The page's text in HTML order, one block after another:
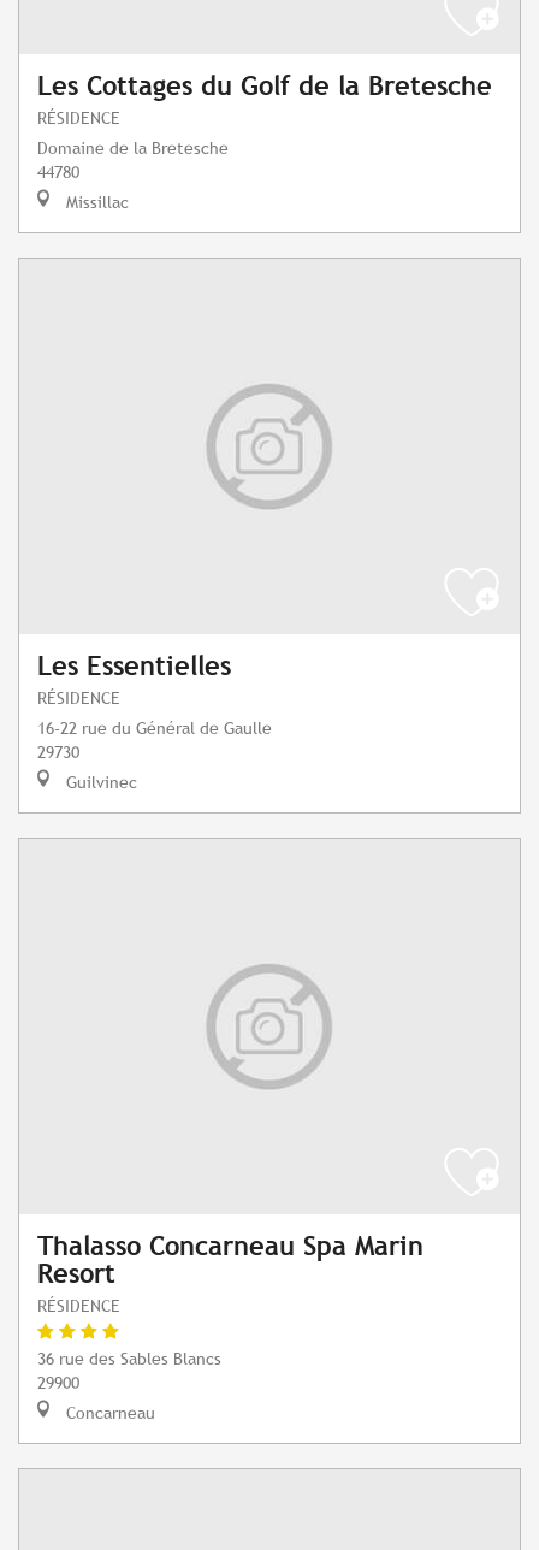
Les Cottages du Golf de la Bretesche
RÉSIDENCE
Domaine de la Bretesche
44780
Missillac
Les Essentielles
RÉSIDENCE
16-22 rue du Général de Gaulle
29730
Guilvinec
Thalasso Concarneau Spa Marin
Resort
RÉSIDENCE
36 rue des Sables Blancs
29900
Concarneau